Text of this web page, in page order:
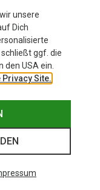
unsere
Dich
ggf. die
den USA ein.
Site.